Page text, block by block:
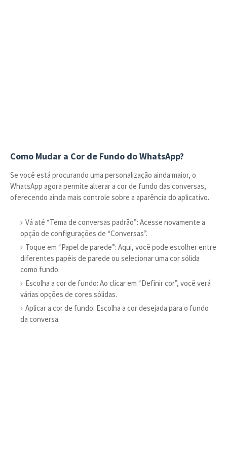
Como Mudar a Cor de Fundo do WhatsApp?
Se você está procurando uma personalização ainda maior, o
WhatsApp agora permite alterar a cor de fundo das conversas,
oferecendo ainda mais controle sobre a aparência do aplicativo.
Vá até “Tema de conversas padrão”: Acesse novamente a
opção de configurações de “Conversas”.
Toque em “Papel de parede”: Aqui, você pode escolher entre
diferentes papéis de parede ou selecionar uma cor sólida
como fundo.
Escolha a cor de fundo: Ao clicar em “Definir cor”, você verá
várias opções de cores sólidas.
Aplicar a cor de fundo: Escolha a cor desejada para o fundo
da conversa.